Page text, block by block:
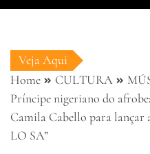
Veja Aqui
Home
CULTURA
Príncipe nigeriano do
Camila Cabello para lançar
LO SA”